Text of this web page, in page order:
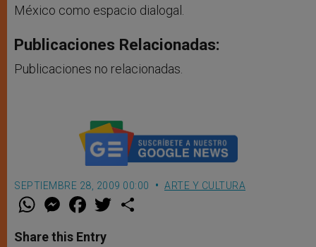
México como espacio dialogal.
Publicaciones Relacionadas:
Publicaciones no relacionadas.
SEPTIEMBRE 28, 2009 00:00 ARTE Y CULTURA
W
t
s
M
e
s
e
F
a
e
b
w
Share this Entry